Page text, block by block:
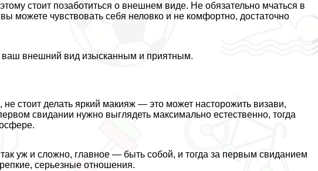
стоит позаботиться о внешнем виде. Не обязательно мчаться в
можете чувствовать себя неловко и не комфортно, достаточно
ваш внешний вид изысканным и приятным.
стоит делать яркий макияж — это может насторожить визави,
свидании нужно выглядеть максимально естественно, тогда
уж и сложно, главное — быть собой, и тогда за первым свиданием
серьезные отношения.